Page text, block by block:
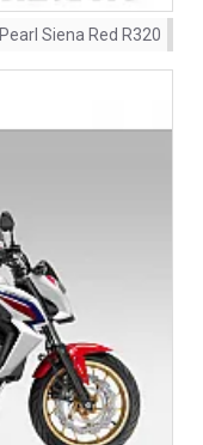
Pearl Siena Red R320